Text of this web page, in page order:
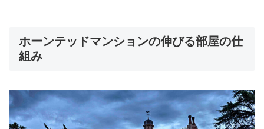
ホーンテッドマンションの伸びる部屋の仕
組み